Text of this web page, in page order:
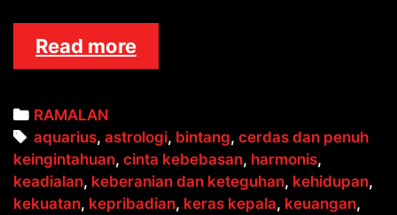
Read moreRAMALAN
ZODIAK
Categories
RAMALAN
Tags
aquarius,astrologi, bintang,cerdas dan penuh
keingintahuan, cinta kebebasan, harmonis,
keadialan, keberanian dan keteguhan, kehidupan,
kekuatan, kepribadian, keras kepala, keuangan,